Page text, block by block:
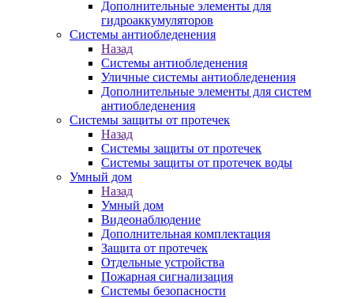
Дополнительные элементы для
гидроаккумуляторов
Системы антиобледенения
Назад
Системы антиобледенения
Уличные системы антиобледенения
Дополнительные элементы для систем
антиобледенения
Системы защиты от протечек
Назад
Системы защиты от протечек
Системы защиты от протечек воды
Умный дом
Назад
Умный дом
Видеонаблюдение
Дополнительная комплектация
Защита от протечек
Отдельные устройства
Пожарная сигнализация
Системы безопасности